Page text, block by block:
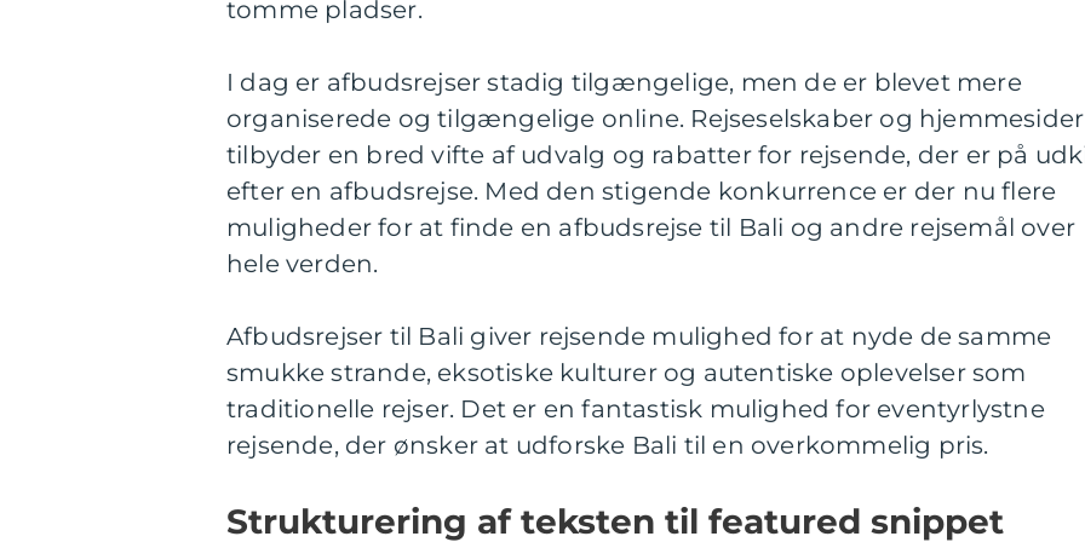
tomme pladser.
I dag er afbudsrejser stadig tilgængelige, men de er blevet mere
organiserede og tilgængelige online. Rejseselskaber og hjemmesider
tilbyder en bred vifte af udvalg og rabatter for rejsende, der er på
efter en afbudsrejse. Med den stigende konkurrence er der nu flere
muligheder for at finde en afbudsrejse til Bali og andre rejsemål over
hele verden.
Afbudsrejser til Bali giver rejsende mulighed for at nyde de samme
smukke strande, eksotiske kulturer og autentiske oplevelser som
traditionelle rejser. Det er en fantastisk mulighed for eventyrlystne
rejsende, der ønsker at udforske Bali til en overkommelig pris.
Strukturering af teksten til featured snippet